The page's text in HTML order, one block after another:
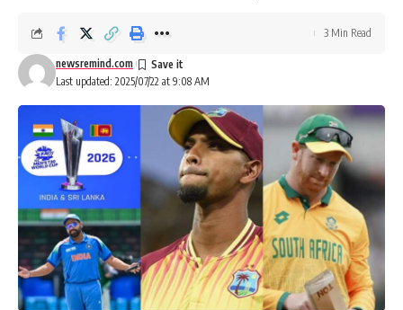
Last updated: 2025/07/22 at 9:08 AM
newsremind.com
3 Min Read